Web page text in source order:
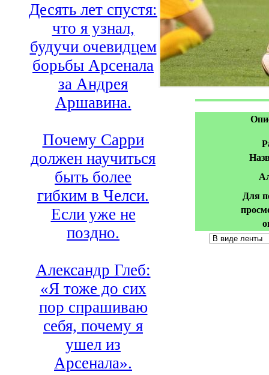
Десять лет спустя:
что я узнал,
будучи очевидцем
борьбы Арсенала
за Андрея
Аршавина.
Почему Сарри
должен научиться
быть более
гибким в Челси.
Если уже не
поздно.
Александр Глеб:
«Я тоже до сих
пор спрашиваю
себя, почему я
ушел из
Арсенала».
Для